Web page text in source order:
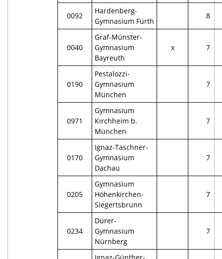
0092
Hardenberg-
Gymnasium Fürth
8
0040
Graf-Münster-
Gymnasium
Bayreuth
x 7
0190
Pestalozzi-
Gymnasium
München
7
0971
Gymnasium
Kirchheim b.
München
7
0170
Ignaz-Taschner-
Gymnasium
Dachau
7
0205
Gymnasium
Höhenkirchen-
Siegertsbrunn
7
0234
Dürer-
Gymnasium
Nürnberg
7
Ignaz-Günther-